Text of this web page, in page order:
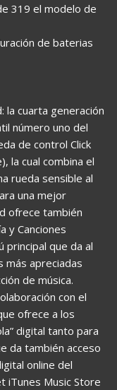
319 el modelo de
de baterias
la cuarta generación
número uno del
de control Click
la cual combina el
rueda sensible al
una mejor
ofrece también
y Canciones
principal que da al
más apreciadas
de música.
con el
ofrece a los
digital tanto para
da también acceso
online del
iTunes Music Store